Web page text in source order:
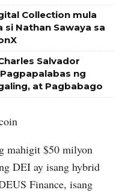
Collection mula
Nathan Sawaya sa
Salvador
Pagpapalabas ng
at Pagbabago
mahigit $50 milyon
DEI ay isang hybrid
Finance, isang